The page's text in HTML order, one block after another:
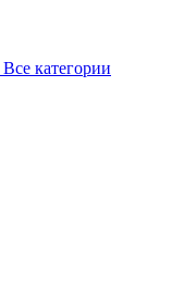
Все категории